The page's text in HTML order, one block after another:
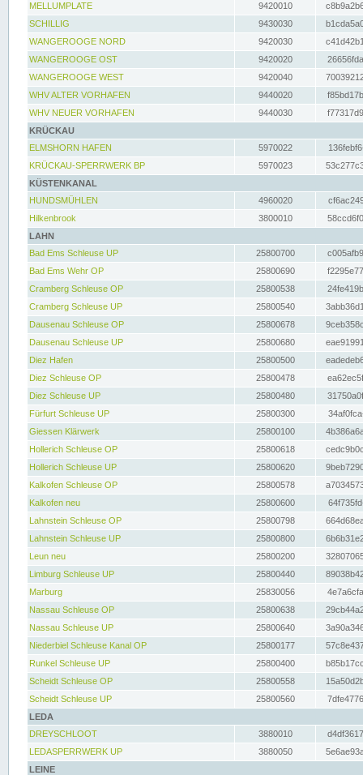
MELLUMPLATE
9420010
SCHILLIG
9430030
WANGEROOGE NORD
9420030
WANGEROOGE OST
9420020
WANGEROOGE WEST
9420040
WHV ALTER VORHAFEN
9440020
WHV NEUER VORHAFEN
9440030
KRÜCKAU
ELMSHORN HAFEN
5970022
KRÜCKAU-SPERRWERK BP
5970023
KÜSTENKANAL
HUNDSMÜHLEN
4960020
Hilkenbrook
3800010
LAHN
Bad Ems Schleuse UP
25800700
Bad Ems Wehr OP
25800690
Cramberg Schleuse OP
25800538
Cramberg Schleuse UP
25800540
Dausenau Schleuse OP
25800678
Dausenau Schleuse UP
25800680
Diez Hafen
25800500
Diez Schleuse OP
25800478
Diez Schleuse UP
25800480
Fürfurt Schleuse UP
25800300
Giessen Klärwerk
25800100
Hollerich Schleuse OP
25800618
Hollerich Schleuse UP
25800620
Kalkofen Schleuse OP
25800578
Kalkofen neu
25800600
Lahnstein Schleuse OP
25800798
Lahnstein Schleuse UP
25800800
Leun neu
25800200
Limburg Schleuse UP
25800440
Marburg
25830056
Nassau Schleuse OP
25800638
Nassau Schleuse UP
25800640
Niederbiel Schleuse Kanal OP
25800177
Runkel Schleuse UP
25800400
Scheidt Schleuse OP
25800558
Scheidt Schleuse UP
25800560
LEDA
DREYSCHLOOT
3880010
LEDASPERRWERK UP
3880050
LEINE